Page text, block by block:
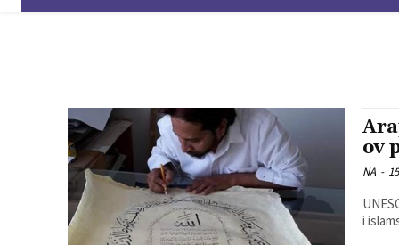
ov
NA -
i